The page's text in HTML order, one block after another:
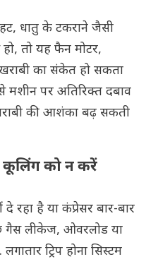
धातु के टकराने जैसी
तो यह फैन मोटर,
का संकेत हो सकता
पर अतिरिक्त दबाव
की आशंका बढ़ सकती
कूलिंग को न करें
है या कंप्रेसर बार-बार
गैस लीकेज, ओवरलोड या
ट्रिप होना सिस्टम